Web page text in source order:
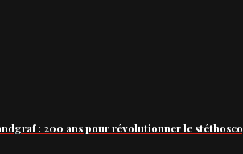
: 200 ans pour révolutionner le